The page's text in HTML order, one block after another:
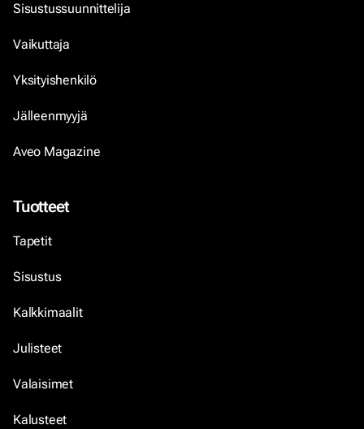
Sisustussuunnittelija
Vaikuttaja
Yksityishenkilö
Jälleenmyyjä
Aveo Magazine
Tuotteet
Tapetit
Sisustus
Kalkkimaalit
Julisteet
Valaisimet
Kalusteet